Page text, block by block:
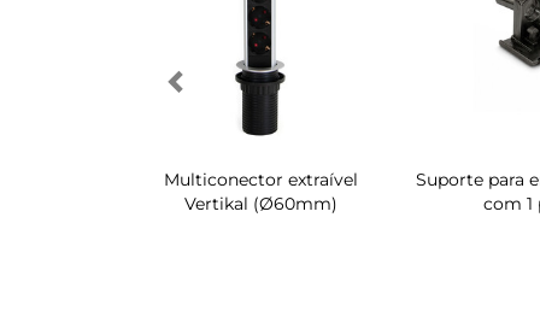
Multiconector extraível
Vertikal (Ø60mm)
Suporte para
com 1